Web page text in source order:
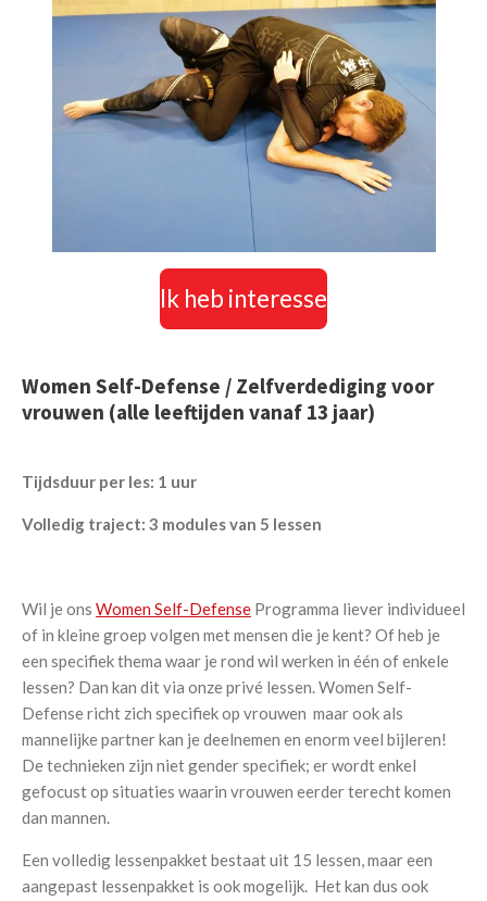
Ik heb interesse
Women Self-Defense / Zelfverdediging voor
vrouwen (alle leeftijden vanaf 13 jaar)
Tijdsduur per les: 1 uur
Volledig traject: 3 modules van 5 lessen
Wil je ons Women Self-Defense Programma liever individueel
of in kleine groep volgen met mensen die je kent? Of heb je
een specifiek thema waar je rond wil werken in één of enkele
lessen? Dan kan dit via onze privé lessen. Women Self-
Defense richt zich specifiek op vrouwen maar ook als
mannelijke partner kan je deelnemen en enorm veel bijleren!
De technieken zijn niet gender specifiek; er wordt enkel
gefocust op situaties waarin vrouwen eerder terecht komen
dan mannen.
Een volledig lessenpakket bestaat uit 15 lessen, maar een
aangepast lessenpakket is ook mogelijk. Het kan dus ook